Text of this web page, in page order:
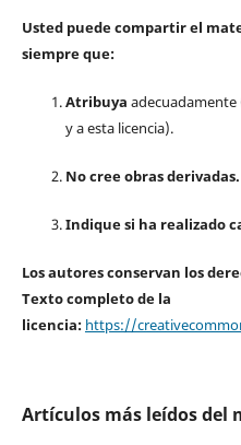
Usted puede compartir el
siempre que:
Atribuya adecuadamente
y a esta licencia).
No cree obras derivadas.
Indique si ha realizado
Los autores conservan los
Texto completo de la
licencia: https://
Artículos más leídos del